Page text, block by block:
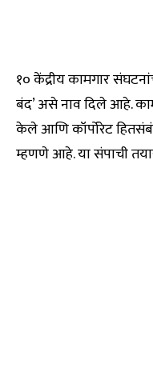
१० केंद्रीय कामगार
बंद’ असे नाव दिले आहे.
केले आणि कॉर्पोरेट
म्हणणे आहे. या संपाची